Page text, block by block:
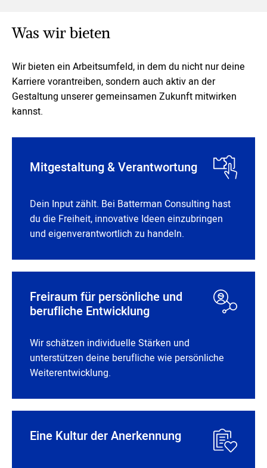
Was wir bieten
Wir bieten ein Arbeitsumfeld, in dem du nicht nur deine
Karriere vorantreiben, sondern auch aktiv an der
Gestaltung unserer gemeinsamen Zukunft mitwirken
kannst.
Mitgestaltung & Verantwortung
Dein Input zählt. Bei Batterman Consulting hast
du die Freiheit, innovative Ideen einzubringen
und eigenverantwortlich zu handeln.
Freiraum für persönliche und
berufliche Entwicklung
Wir schätzen individuelle Stärken und
unterstützen deine berufliche wie persönliche
Weiterentwicklung.
Eine Kultur der Anerkennung